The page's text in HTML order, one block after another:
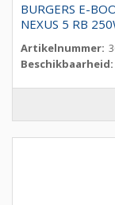
BURGERS E-
NEXUS 5 RB
Artikelnummer:
Beschikbaarheid: